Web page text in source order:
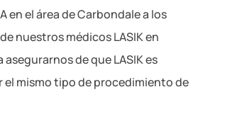
en el área de Carbondale a los
nuestros médicos LASIK en
de que LASIK es
el mismo tipo de procedimiento de